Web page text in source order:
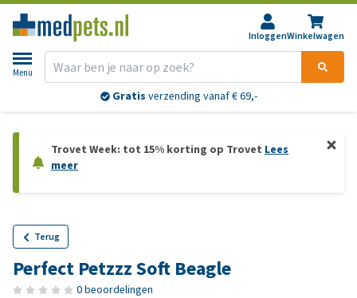
InloggenWinkelwagen
Menu
Gratis verzending vanaf € 69,-
Trovet Week: tot 15% korting op Trovet Lees
meer
Terug
Perfect Petzzz Soft Beagle
0 beoordelingen